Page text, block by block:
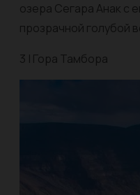
озера Сегара Анак с
прозрачной голубой
3 | Гора Тамбора